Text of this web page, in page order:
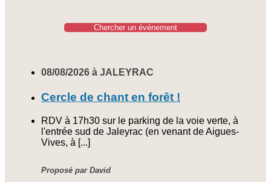
Chercher un événement
08/08/2026 à JALEYRAC
Cercle de chant en forêt !
RDV à 17h30 sur le parking de la voie verte, à
l'entrée sud de Jaleyrac (en venant de Aigues-
Vives, à [...]
Proposé par David